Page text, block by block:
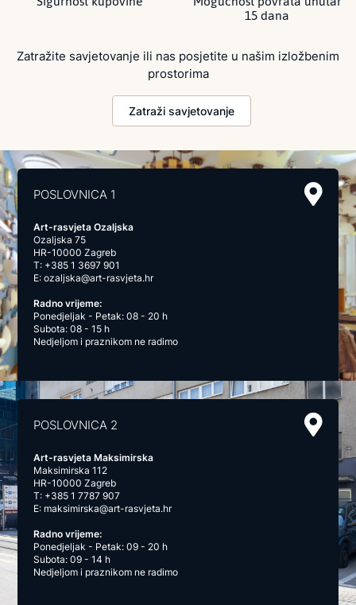
15 dana
Zatražite savjetovanje ili nas posjetite u našim izložbenim
prostorima
Zatraži savjetovanje
POSLOVNICA 1
Art-rasvjeta Ozaljska
Ozaljska 75
HR-10000 Zagreb
T: +385 1 3697 901
E:ozaljska@art-rasvjeta.hr
Radno vrijeme:
Ponedjeljak - Petak: 08 - 20 h
Subota: 08 - 15 h
Nedjeljom i praznikom ne radimo
POSLOVNICA 2
Art-rasvjeta Maksimirska
Maksimirska 112
HR-10000 Zagreb
T: +385 1 7787 907
E: maksimirska@art-rasvjeta.hr
Radno vrijeme:
Ponedjeljak - Petak: 09 - 20 h
Subota: 09 - 14 h
Nedjeljom i praznikom ne radimo